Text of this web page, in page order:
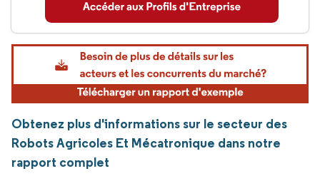
Obtenez plus d'informations sur le secteur des
Robots Agricoles Et Mécatronique dans notre
rapport complet